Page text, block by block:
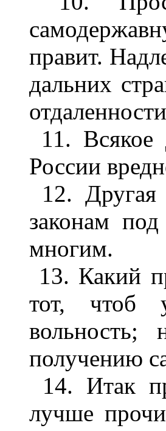
правит.
дальних
11. Всякое
России
12. Другая
законам
многим.
13. Какий
тот, чтоб
получению
14. Итак
лучше